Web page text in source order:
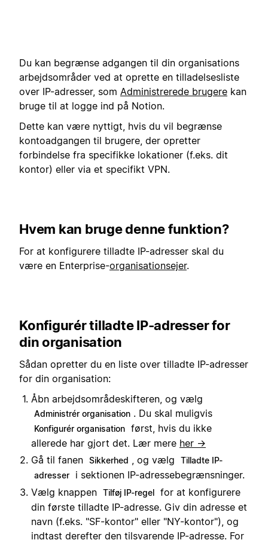
Du kan begrænse adgangen til din organisations
arbejdsområder ved at oprette en tilladelsesliste
over IP-adresser, som Administrerede brugere kan
bruge til at logge ind på Notion.
Dette kan være nyttigt, hvis du vil begrænse
kontoadgangen til brugere, der opretter
forbindelse fra specifikke lokationer (f.eks. dit
kontor) eller via et specifikt VPN.
Hvem kan bruge denne funktion?
For at konfigurere tilladte IP-adresser skal du
være en Enterprise-organisationsejer.
Konfigurér tilladte IP-adresser for
din organisation
Sådan opretter du en liste over tilladte IP-adresser
for din organisation:
Åbn arbejdsområdeskifteren, og vælg
Administrér organisation . Du skal muligvis
Konfigurér organisation først, hvis du ikke
allerede har gjort det. Lær mere her →
Gå til fanen Sikkerhed , og vælg
Tilladte IP-
adresser
i sektionen IP-adressebegrænsninger.
Vælg knappen Tilføj IP-regel for at konfigurere
din første tilladte IP-adresse. Giv din adresse et
navn (f.eks. "SF-kontor" eller "NY-kontor"), og
indtast derefter den tilsvarende IP-adresse. For